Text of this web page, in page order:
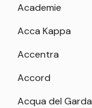
Academie
Acca Kappa
Accentra
Accord
Acqua del Garda